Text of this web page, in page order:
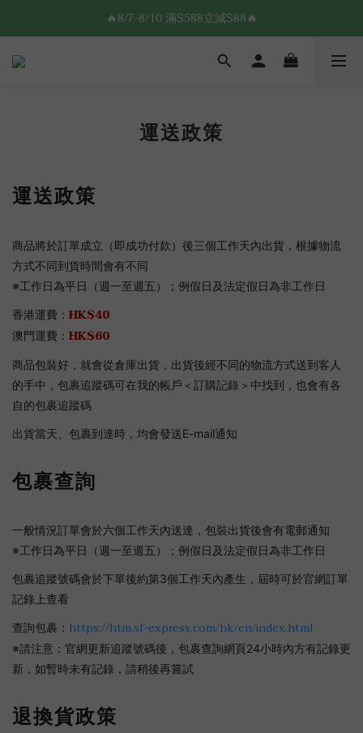
8/7-8/10 全館限時$188免運🛒
🔥8/7-8/10 滿$588立減$88🔥
8/7-8/10 全館限時$188免運🛒
運送政策
運送政策
商品將於訂單成立（即成功付款）後三個工作天內出貨，根據物流
方式不同到貨時間會有不同
※工作日為平日（週一至週五）；例假日及法定假日為非工作日
香港運費： HK$40
澳門運費： HK$60
商品包裝好，就會從倉庫出貨，出貨後經不同的物流方式送到客人
的手中，包裹追蹤碼可在我的帳戶＜訂購記錄＞中找到，也會有各
自的包裹追蹤碼
出貨當天、包裹到達時，均會發送E-mail通知
包裹查詢
一般情況訂單會於六個工作天內送達，包裝出貨後會有電郵通知
※工作日為平日（週一至週五）；例假日及法定假日為非工作日
包裹追蹤號碼會於下單後約第3個工作天內產生，屆時可於官網訂單
記錄上查看
查詢包裹： https://htm.sf-express.com/hk/en/index.html
※請注意：官網更新追蹤號碼後，包裹查詢網頁24小時內方有記錄更
新，如暫時未有記錄，請稍後再嘗試
退換貨政策